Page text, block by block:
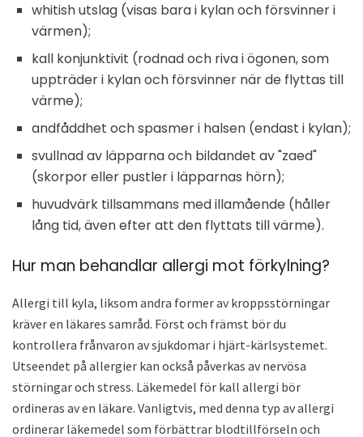
whitish utslag (visas bara i kylan och försvinner i
värmen);
kall konjunktivit (rodnad och riva i ögonen, som
uppträder i kylan och försvinner när de flyttas till
värme);
andfåddhet och spasmer i halsen (endast i kylan);
svullnad av läpparna och bildandet av "zaed"
(skorpor eller pustler i läpparnas hörn);
huvudvärk tillsammans med illamående (håller
lång tid, även efter att den flyttats till värme).
Hur man behandlar allergi mot förkylning?
Allergi till kyla, liksom andra former av kroppsstörningar
kräver en läkares samråd. Först och främst bör du
kontrollera frånvaron av sjukdomar i hjärt-kärlsystemet.
Utseendet på allergier kan också påverkas av nervösa
störningar och stress. Läkemedel för kall allergi bör
ordineras av en läkare. Vanligtvis, med denna typ av allergi
ordinerar läkemedel som förbättrar blodtillförseln och